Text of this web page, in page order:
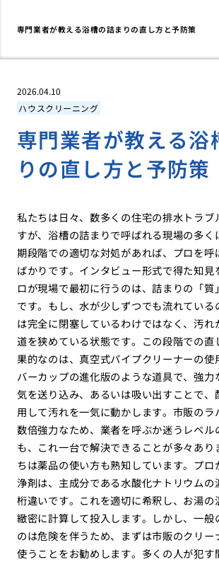
専門業者が教える浴槽の詰まりの直し方と予防策
2026.04.10
ハウスクリーニング
専門業者が教える浴
りの直し方と予防策
私たちは日々、数多くの住宅の排水トラブ
すが、浴槽の詰まりで呼ばれる現場の多く
期段階での適切な対処があれば、プロを呼
ばかりです。インタビュー形式で得た知見
ロが現場で最初に行うのは、詰まりの「質
です。もし、水が少しずつでも流れている
は完全に閉塞しているわけではなく、汚れ
道を狭めている状態です。この段階での直
果的なのは、真空式パイプクリーナーの使
バーカップの進化版のような道具で、強力
気を送り込み、あるいは吸い出すことで、
用して汚れを一気に動かします。市販のラ
数倍強力なため、業者を呼ぶか迷うレベル
も、これ一台で解決できることが多々あり
ちは薬品の使い方も熟知しています。プロ
浄剤は、主成分である水酸化ナトリウムの
桁違いです。これを適切に希釈し、お湯の
緻密に計算して投入します。しかし、一般
のは危険を伴うため、まずは市販のクリー
使うことをお勧めします。多くの人が犯す